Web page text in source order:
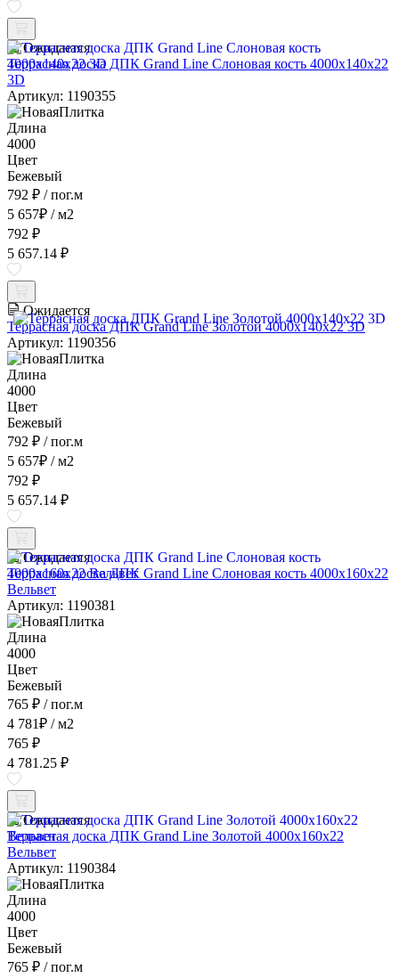
Ожидается
Террасная доска ДПК Grand Line Слоновая кость 4000x140x22
3D
Артикул: 1190355
Длина
4000
Цвет
Бежевый
792 ₽ / пог.м
5 657₽ / м2
792 ₽
5 657.14 ₽
Ожидается
Террасная доска ДПК Grand Line Золотой 4000x140x22 3D
Артикул: 1190356
Длина
4000
Цвет
Бежевый
792 ₽ / пог.м
5 657₽ / м2
792 ₽
5 657.14 ₽
Ожидается
Террасная доска ДПК Grand Line Слоновая кость 4000x160x22
Вельвет
Артикул: 1190381
Длина
4000
Цвет
Бежевый
765 ₽ / пог.м
4 781₽ / м2
765 ₽
4 781.25 ₽
Ожидается
Террасная доска ДПК Grand Line Золотой 4000x160x22
Вельвет
Артикул: 1190384
Длина
4000
Цвет
Бежевый
765 ₽ / пог.м